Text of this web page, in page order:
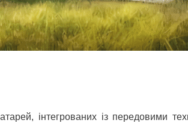
інтегрованих із передовими